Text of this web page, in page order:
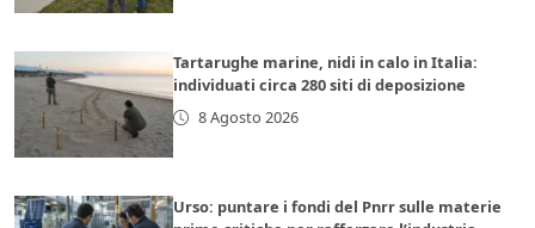
Tartarughe marine, nidi in calo in Italia:
individuati circa 280 siti di deposizione
8 Agosto 2026
Urso: puntare i fondi del Pnrr sulle materie